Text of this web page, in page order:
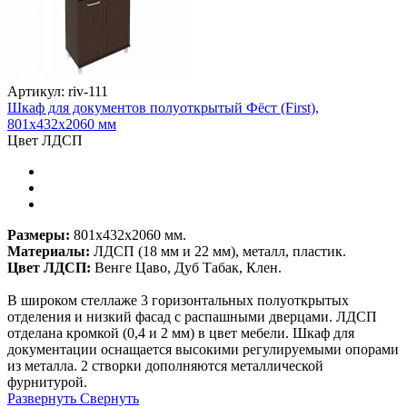
Артикул: riv-111
Шкаф для документов полуоткрытый Фёст (First),
801х432х2060 мм
Цвет ЛДСП
Размеры: 801х432х2060 мм.
Материалы: ЛДСП (18 мм и 22 мм), металл, пластик.
Цвет ЛДСП: Венге Цаво, Дуб Табак, Клен.
В широком стеллаже 3 горизонтальных полуоткрытых
отделения и низкий фасад с распашными дверцами. ЛДСП
отделана кромкой (0,4 и 2 мм) в цвет мебели. Шкаф для
документации оснащается высокими регулируемыми опорами
из металла. 2 створки дополняются металлической
фурнитурой.
Развернуть Свернуть